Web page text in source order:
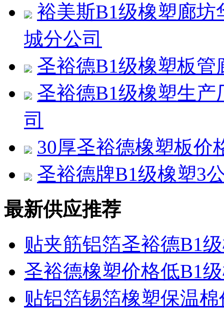
裕美斯B1级橡塑廊
城分公司
圣裕德B1级橡塑板
圣裕德B1级橡塑生
司
30厚圣裕德橡塑板价
圣裕德牌B1级橡塑3
最新供应推荐
贴夹筋铝箔圣裕德B1
圣裕德橡塑价格低B1
贴铝箔锡箔橡塑保温